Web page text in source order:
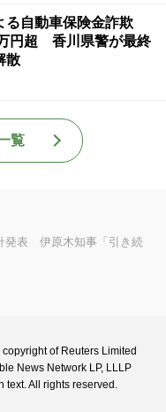
る自動車保険金詐欺
円超 香川県警が最終
散
覧
発表 伊原木知事「引き続
of Reuters Limited
News Network LP, LLLP
text. All rights reserved.